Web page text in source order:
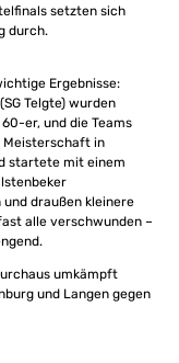
setzten sich
durch.
Ergebnisse:
Telgte) wurden
er, und die Teams
Meisterschaft in
startete mit einem
und draußen kleinere
alle verschwunden –
umkämpft
und Langen gegen